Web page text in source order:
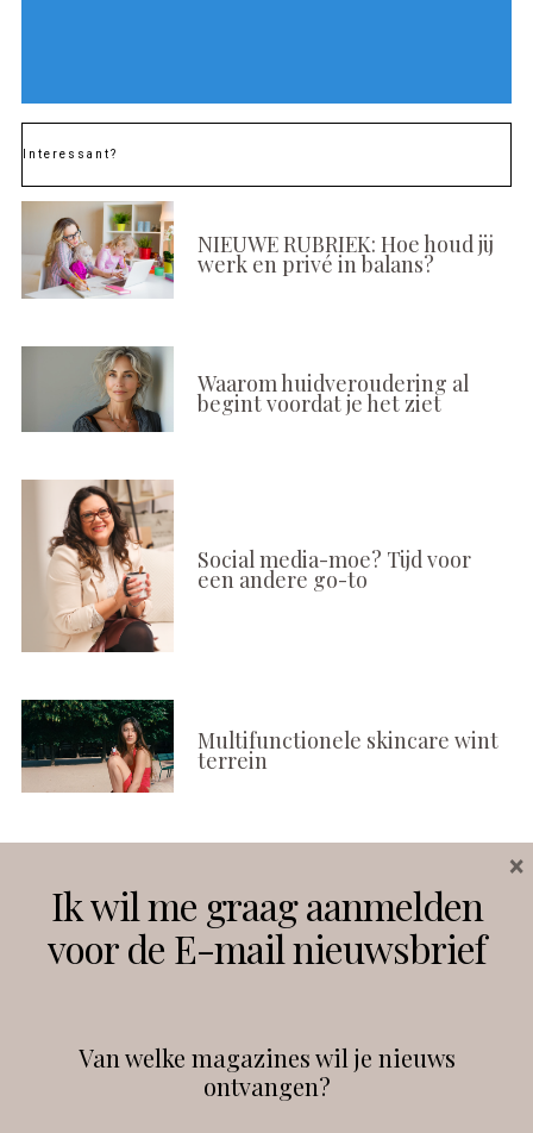
Interessant?
NIEUWE RUBRIEK: Hoe houd jij
werk en privé in balans?
Waarom huidveroudering al
begint voordat je het ziet
Social media-moe? Tijd voor
een andere go-to
Multifunctionele skincare wint
terrein
Instagram Facebook
debeautyprofessional
Ik wil me graag aanmelden
voor de E-mail nieuwsbrief
Van welke magazines wil je nieuws
ontvangen?
×